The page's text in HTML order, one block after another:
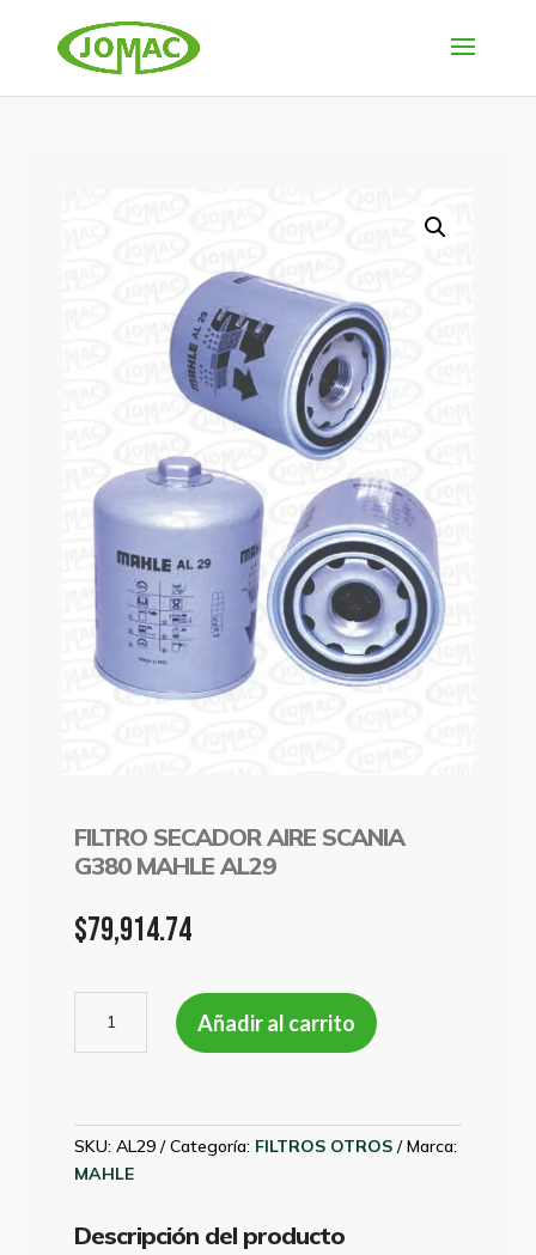
FILTRO SECADOR AIRE SCANIA
G380 MAHLE AL29
$79,914.74
SECADOR
AIRE
MAHLE
AL29
Añadir al carrito
SKU:AL29 Categoría: FILTROS OTROS
Marca:
MAHLE
Descripción del producto